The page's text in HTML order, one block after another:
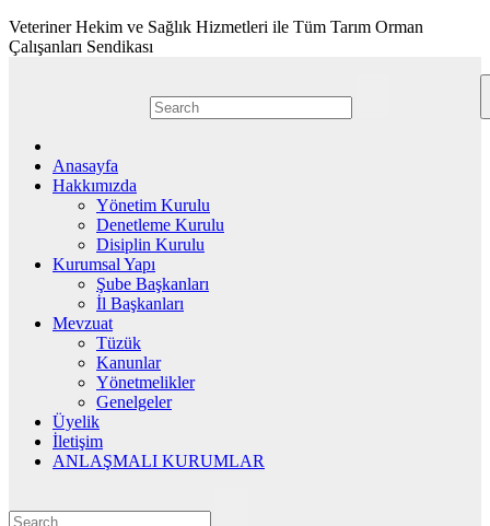
Veteriner Hekim ve Sağlık Hizmetleri ile Tüm Tarım Orman
Çalışanları Sendikası
Anasayfa
Hakkımızda
Yönetim Kurulu
Denetleme Kurulu
Disiplin Kurulu
Kurumsal Yapı
Şube Başkanları
İl Başkanları
Mevzuat
Tüzük
Kanunlar
Yönetmelikler
Genelgeler
Üyelik
İletişim
ANLAŞMALI KURUMLAR